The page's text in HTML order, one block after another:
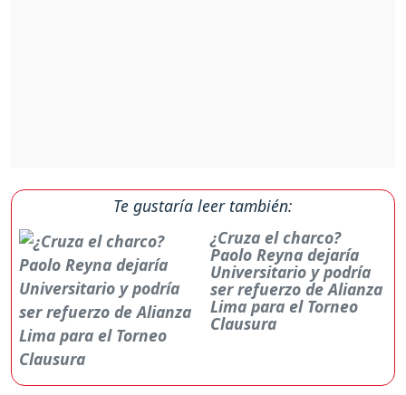
Te gustaría leer también:
¿Cruza el charco?
Paolo Reyna dejaría
Universitario y podría
ser refuerzo de Alianza
Lima para el Torneo
Clausura